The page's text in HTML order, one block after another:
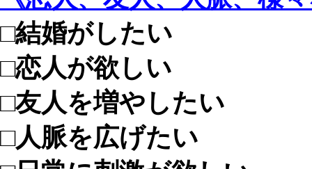
□結婚がしたい
□恋人が欲しい
□友人を増やしたい
□人脈を広げたい